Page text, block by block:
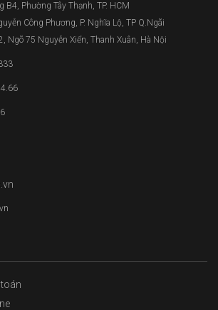
Phường Tây Thạnh, TP. HCM
Công Phương, P. Nghĩa Lộ, TP Q.Ngãi
Ngõ 75 Nguyễn Xiển, Thanh Xuân, Hà Nội